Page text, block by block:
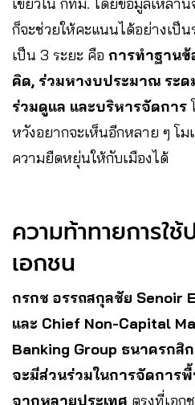
เขียวใน กทม. โดยข้อมูลเหล่า
ก็จะช่วยให้คะแนนได้อย่างเป็
เป็น 3 ระยะ คือ การทำฐาน
คิด, ร่วมหางบประมาณ ระด
ร่วมดูแล และบริหารจัดการ
หวังอยากจะเห็นอีกหลาย ๆ โ
ความยืดหยุ่นให้กับเมืองได้
ความท้าทายการใ
เอกชน
กรกช อรรถสกุลชัย Senoir
และ Chief Non-Capital
Banking Group ธนาครกสิก
จะมีส่วนร่วมในการจัดการพื้
จากหลายประเทศ ตรงที่เอก